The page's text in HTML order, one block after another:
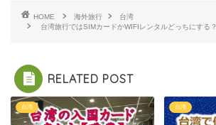
HOME 海外旅行
台湾
台湾旅行ではSIMカードかWIFIレンタルどっちにする？
RELATED POST
台湾 台湾